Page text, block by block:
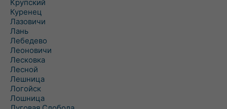
Крупский
Куренец
Лазовичи
Лань
Лебедево
Леоновичи
Лесковка
Лесной
Лешница
Логойск
Лошница